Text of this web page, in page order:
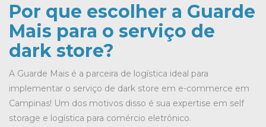
Por que escolher a Guarde
Mais para o serviço de
dark store?
A Guarde Mais é a parceira de logística ideal para
implementar o serviço de dark store em e-commerce em
Campinas! Um dos motivos disso é sua expertise em self
storage e logística para comércio eletrônico.